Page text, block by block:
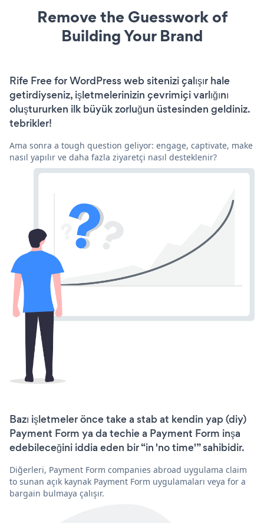
Remove the Guesswork of
Building Your Brand
Rife Free for WordPress web sitenizi çalışır hale
getirdiyseniz, işletmelerinizin çevrimiçi varlığını
oluştururken ilk büyük zorluğun üstesinden geldiniz.
tebrikler!
Ama sonra a tough question geliyor: engage, captivate, make
nasıl yapılır ve daha fazla ziyaretçi nasıl desteklenir?
Bazı işletmeler önce take a stab at kendin yap (diy)
Payment Form ya da techie a Payment Form inşa
edebileceğini iddia eden bir “in 'no time'” sahibidir.
Diğerleri, Payment Form companies abroad uygulama claim
to sunan açık kaynak Payment Form uygulamaları veya for a
bargain bulmaya çalışır.